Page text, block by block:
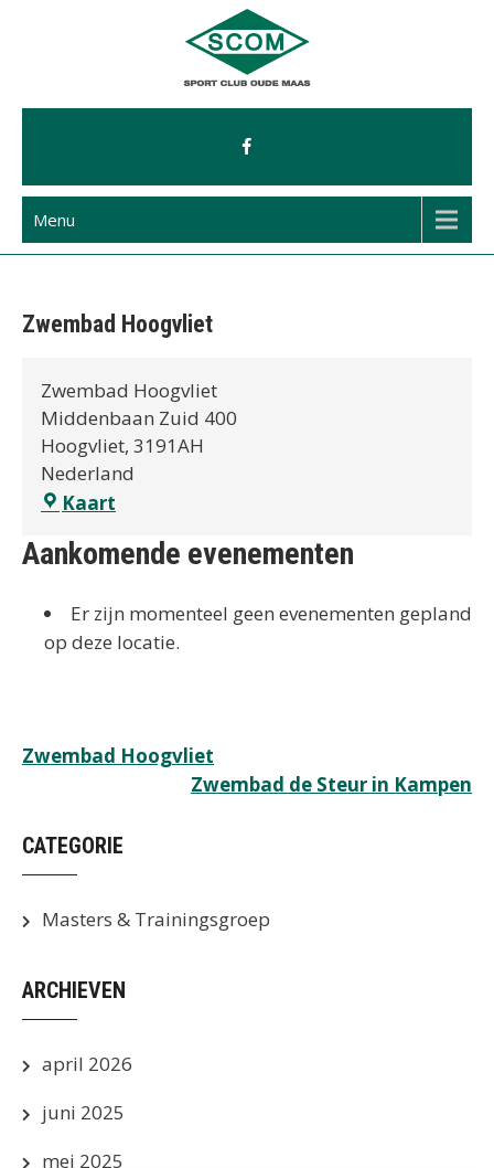
Menu
Zwembad Hoogvliet
Zwembad Hoogvliet
Middenbaan Zuid 400
Hoogvliet, 3191AH
Nederland
Kaart
Aankomende evenementen
Er zijn momenteel geen evenementen gepland
op deze locatie.
Bericht
Zwembad Hoogvliet
Zwembad de Steur in Kampen
CATEGORIE
Masters & Trainingsgroep
ARCHIEVEN
april 2026
juni 2025
mei 2025